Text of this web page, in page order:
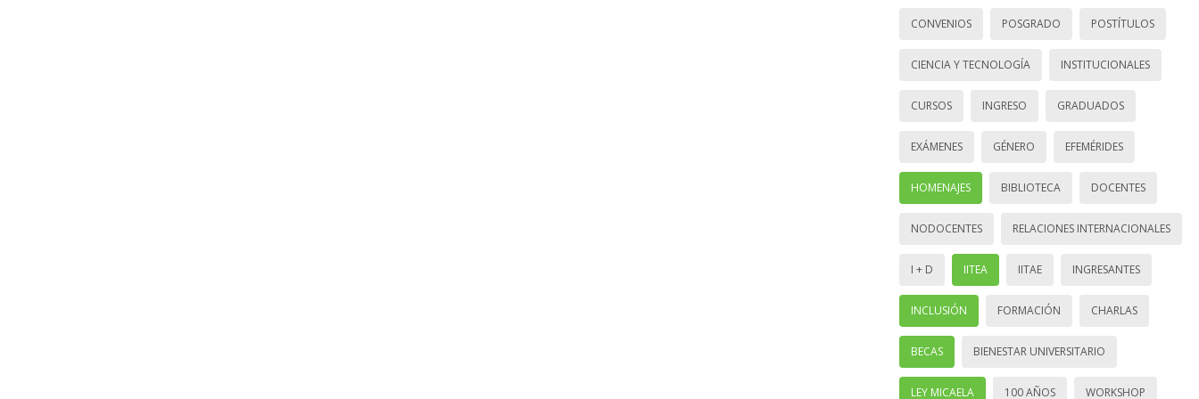
CONVENIOS POSGRADO POSTÍTULOS
CIENCIA Y TECNOLOGÍA INSTITUCIONALES
CURSOS INGRESO GRADUADOS
EXÁMENES GÉNERO EFEMÉRIDES
HOMENAJES BIBLIOTECA DOCENTES
NODOCENTES RELACIONES INTERNACIONALES
I + D IITEA IITAE INGRESANTES
INCLUSIÓN FORMACIÓN CHARLAS
BECAS BIENESTAR UNIVERSITARIO
LEY MICAELA 100 AÑOS WORKSHOP